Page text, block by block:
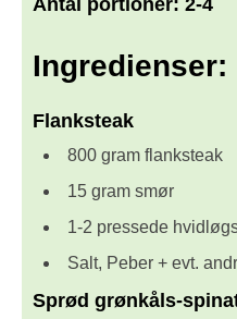
Ingredienser:
Flanksteak
800 gram flanksteak
15 gram smør
1-2 pressede
Salt, Peber + evt.
Sprød grønkåls-